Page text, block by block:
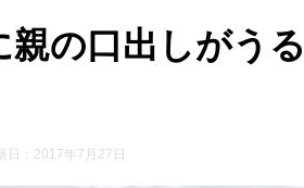
親の口出しがう
日： 2017年7月27日